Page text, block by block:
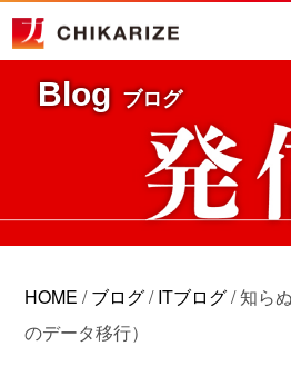
Blog ブログ
HOME /ブログ/ITブログ/知ら
のデータ移行）